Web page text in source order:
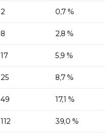
2 0,7 %
8 2,8 %
17 5,9 %
25 8,7 %
49 17,1 %
112 39,0 %